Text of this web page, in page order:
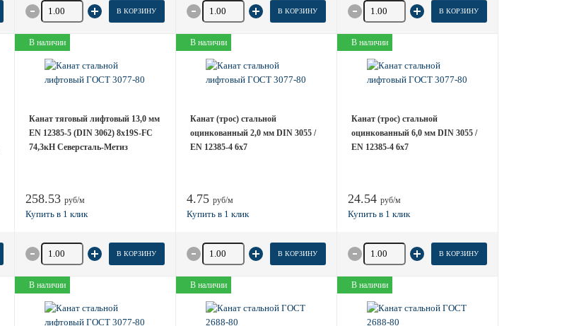
Количество товара В КОРЗИНУ Количество товара В КОРЗИНУ Количество товара В КОРЗИНУ
В наличии
Канат тяговый лифтовый 13,0 мм
EN 12385-5 (DIN 3062) 8х19S-FC
74,3кН Северсталь-Метиз
258.53 руб/м
Количество товара В КОРЗИНУ
В наличии
Канат (трос) стальной
оцинкованный 2,0 мм DIN 3055 /
EN 12385-4 6x7
4.75 руб/м
Количество товара В КОРЗИНУ
В наличии
Канат (трос) стальной
оцинкованный 6,0 мм DIN 3055 /
EN 12385-4 6x7
24.54 руб/м
Количество товара В КОРЗИНУ
В наличии В наличии В наличии